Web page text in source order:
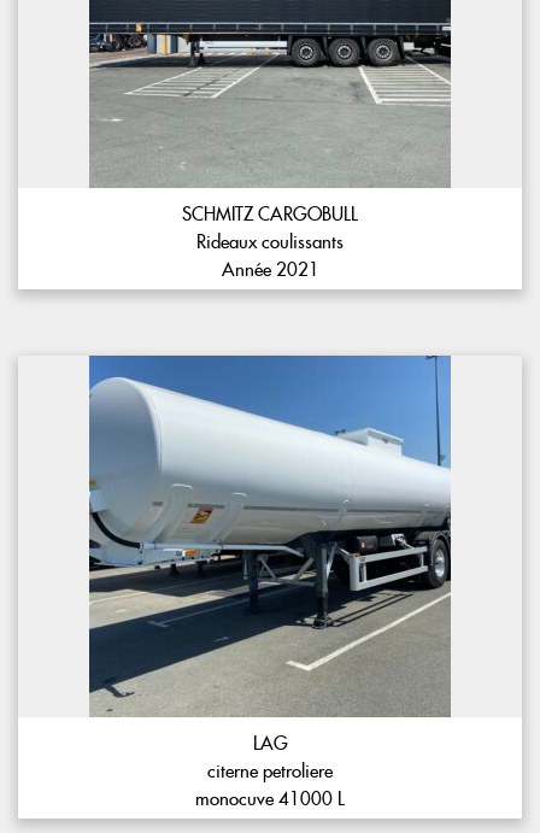
SCHMITZ CARGOBULL
Rideaux coulissants
Année 2021
LAG
citerne petroliere
monocuve 41000 L